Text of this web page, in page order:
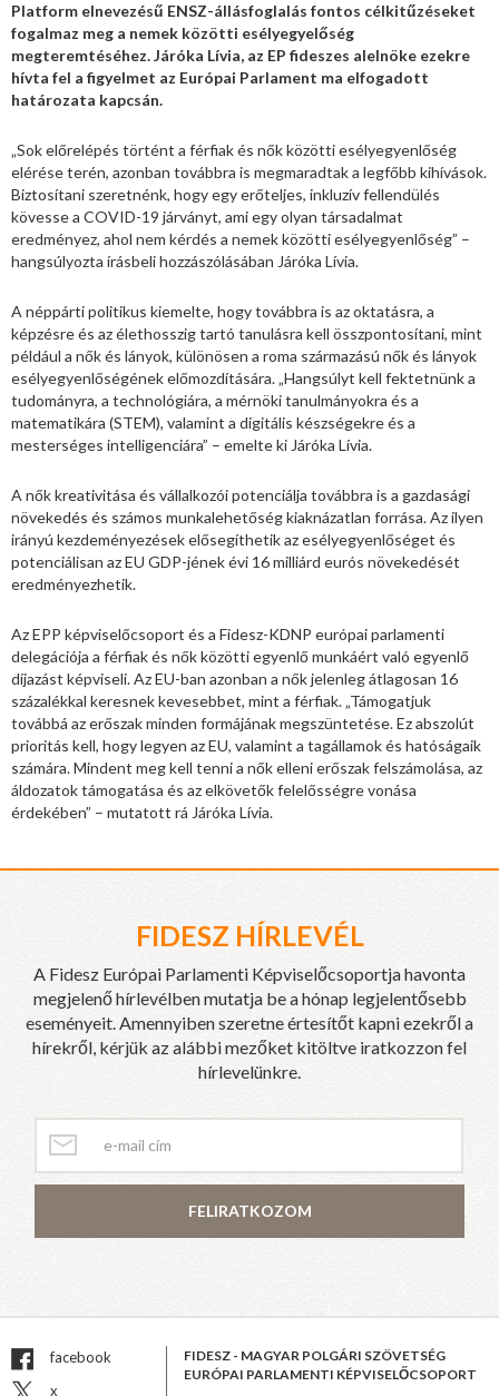
Platform elnevezésű ENSZ-állásfoglalás fontos célkitűzéseket
fogalmaz meg a nemek közötti esélyegyelőség
megteremtéséhez. Járóka Lívia, az EP fideszes alelnöke ezekre
hívta fel a figyelmet az Európai Parlament ma elfogadott
határozata kapcsán.
„Sok előrelépés történt a férfiak és nők közötti esélyegyenlőség
elérése terén, azonban továbbra is megmaradtak a legfőbb kihívások.
Biztosítani szeretnénk, hogy egy erőteljes, inkluzív fellendülés
kövesse a COVID-19 járványt, ami egy olyan társadalmat
eredményez, ahol nem kérdés a nemek közötti esélyegyenlőség” –
hangsúlyozta írásbeli hozzászólásában Járóka Lívia.
A néppárti politikus kiemelte, hogy továbbra is az oktatásra, a
képzésre és az élethosszig tartó tanulásra kell összpontosítani, mint
például a nők és lányok, különösen a roma származású nők és lányok
esélyegyenlőségének előmozdítására. „Hangsúlyt kell fektetnünk a
tudományra, a technológiára, a mérnöki tanulmányokra és a
matematikára (STEM), valamint a digitális készségekre és a
mesterséges intelligenciára” – emelte ki Járóka Lívia.
A nők kreativitása és vállalkozói potenciálja továbbra is a gazdasági
növekedés és számos munkalehetőség kiaknázatlan forrása. Az ilyen
irányú kezdeményezések elősegíthetik az esélyegyenlőséget és
potenciálisan az EU GDP-jének évi 16 milliárd eurós növekedését
eredményezhetik.
Az EPP képviselőcsoport és a Fidesz-KDNP európai parlamenti
delegációja a férfiak és nők közötti egyenlő munkáért való egyenlő
díjazást képviseli. Az EU-ban azonban a nők jelenleg átlagosan 16
százalékkal keresnek kevesebbet, mint a férfiak. „Támogatjuk
továbbá az erőszak minden formájának megszüntetése. Ez abszolút
prioritás kell, hogy legyen az EU, valamint a tagállamok és hatóságaik
számára. Mindent meg kell tenni a nők elleni erőszak felszámolása, az
áldozatok támogatása és az elkövetők felelősségre vonása
érdekében” – mutatott rá Járóka Lívia.
FIDESZ HÍRLEVÉL
A Fidesz Európai Parlamenti Képviselőcsoportja havonta
megjelenő hírlevélben mutatja be a hónap legjelentősebb
eseményeit. Amennyiben szeretne értesítőt kapni ezekről a
hírekről, kérjük az alábbi mezőket kitöltve iratkozzon fel
hírlevelünkre.
FELIRATKOZOM
facebook
x
FIDESZ - MAGYAR POLGÁRI SZÖVETSÉG
EURÓPAI PARLAMENTI KÉPVISELŐCSOPORT